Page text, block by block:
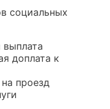
социальных
доплата к
проезд